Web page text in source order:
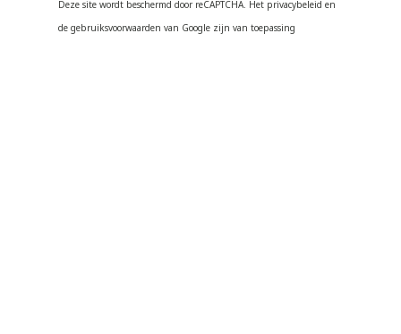
Deze site wordt beschermd door reCAPTCHA. Het privacybeleid en
de gebruiksvoorwaarden van Google zijn van toepassing